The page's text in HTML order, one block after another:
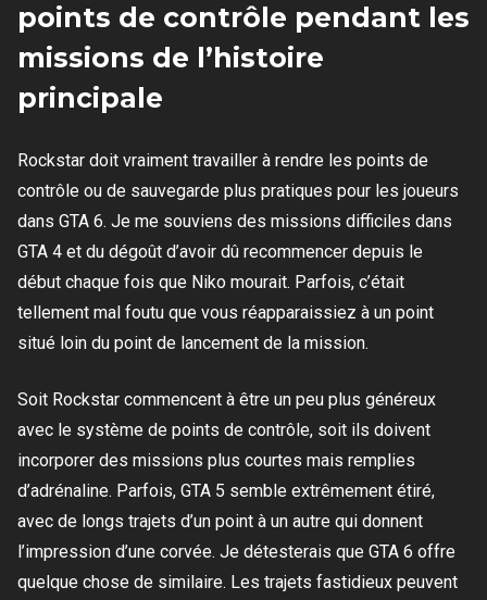
points de contrôle pendant les
missions de l’histoire
principale
Rockstar doit vraiment travailler à rendre les points de
contrôle ou de sauvegarde plus pratiques pour les joueurs
dans GTA 6. Je me souviens des missions difficiles dans
GTA 4 et du dégoût d’avoir dû recommencer depuis le
début chaque fois que Niko mourait. Parfois, c’était
tellement mal foutu que vous réapparaissiez à un point
situé loin du point de lancement de la mission.
Soit Rockstar commencent à être un peu plus généreux
avec le système de points de contrôle, soit ils doivent
incorporer des missions plus courtes mais remplies
d’adrénaline. Parfois, GTA 5 semble extrêmement étiré,
avec de longs trajets d’un point à un autre qui donnent
l’impression d’une corvée. Je détesterais que GTA 6 offre
quelque chose de similaire. Les trajets fastidieux peuvent